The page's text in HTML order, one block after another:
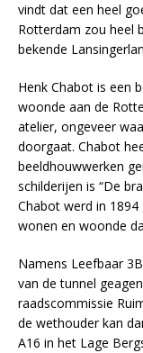
vindt dat een heel
Rotterdam zou heel
bekende
Henk Chabot is een
woonde aan de
atelier, ongeveer
doorgaat. Chabot
beeldhouwwerken
schilderijen is “De
Chabot werd in
wonen en woonde
Namens Leefbaar
van de tunnel
raadscommissie
de wethouder kan
A16 in het Lage